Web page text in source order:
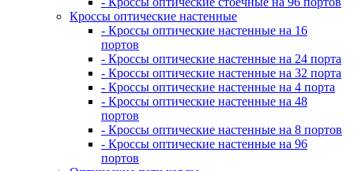
Кроссы оптические настенные
- Кроссы оптические настенные на 16
портов
- Кроссы оптические настенные на 24 порта
- Кроссы оптические настенные на 32 порта
- Кроссы оптические настенные на 4 порта
- Кроссы оптические настенные на 48
портов
- Кроссы оптические настенные на 8 портов
- Кроссы оптические настенные на 96
портов